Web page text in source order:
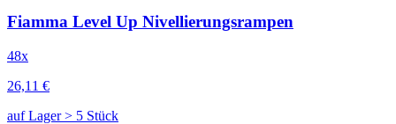
Fiamma Level Up Nivellierungsrampen
48x
26,11 €
auf Lager > 5 Stück